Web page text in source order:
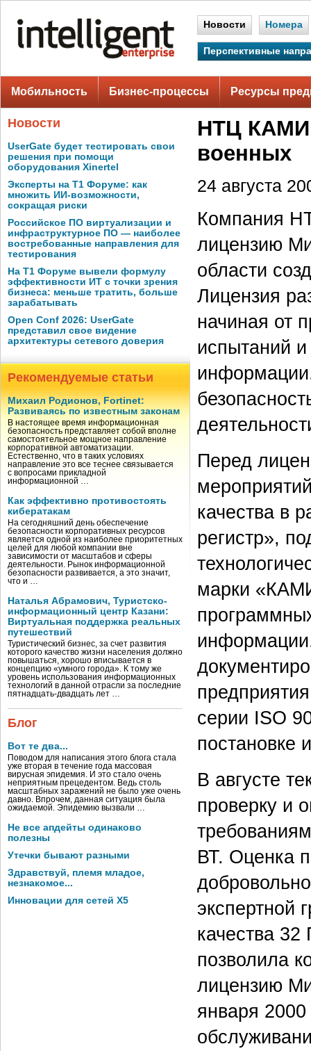
Новости Номера
Перспективные
Мобильность Бизнес-процессы Ресурсы
Новости
UserGate будет тестировать свои
решения при помощи
оборудования Xinertel
Эксперты на Т1 Форуме: как
множить ИИ-возможности,
сокращая риски
Российское ПО виртуализации и
инфраструктурное ПО — наиболее
востребованные направления для
тестирования
На Т1 Форуме вывели формулу
эффективности ИТ с точки зрения
бизнеса: меньше тратить, больше
зарабатывать
Open Conf 2026: UserGate
представил свое видение
архитектуры сетевого доверия
Рекомендуемые статьи
Михаил Родионов, Fortinet:
Развиваясь по известным законам
В настоящее время информационная
безопасность представляет собой вполне
самостоятельное мощное направление
корпоративной автоматизации.
Естественно, что в таких условиях
направление это все теснее связывается
с вопросами прикладной
информационной …
Как эффективно противостоять
кибератакам
На сегодняшний день обеспечение
безопасности корпоративных ресурсов
является одной из наиболее приоритетных
целей для любой компании вне
зависимости от масштабов и сферы
деятельности. Рынок информационной
безопасности развивается, а это значит,
что и …
Наталья Абрамович, Туристско-
информационный центр Казани:
Виртуальная поддержка реальных
путешествий
Туристический бизнес, за счет развития
которого качество жизни населения должно
повышаться, хорошо вписывается в
концепцию «умного города». К тому же
уровень использования информационных
технологий в данной отрасли за последние
пятнадцать-двадцать лет …
Блог
Вот те два...
Поводом для написания этого блога стала
уже вторая в течение года массовая
вирусная эпидемия. И это стало очень
неприятным прецедентом. Ведь столь
масштабных заражений не было уже очень
давно. Впрочем, данная ситуация была
ожидаемой. Эпидемию вызвали …
Не все апдейты одинаково
полезны
Утечки бывают разными
Здравствуй, племя младое,
незнакомое...
Инновации для сетей X5
НТЦ КАМИ
военных
24 августа
Компания
лицензию
области
Лицензия
начиная от
испытаний
Перед
качества в
регистр»,
марки
серии ISO
постановке
В августе
проверку и
ВТ. Оценка
экспертной
качества
позволила
лицензию
января 2000